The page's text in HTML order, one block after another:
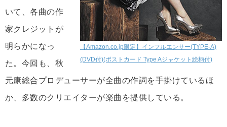
【Amazon.co.jp限定】インフルエンサー(TYPE-A)
(DVD付)(ポストカード Type Aジャケット絵柄付)
いて、各曲の作
家クレジットが
明らかになっ
た。今回も、秋
元康総合プロデューサーが全曲の作詞を手掛けているほ
か、多数のクリエイターが楽曲を提供している。